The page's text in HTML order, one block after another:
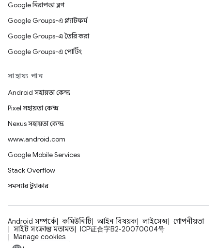
Google নিরাপত্তা ব্লগ
Google Groups-এ প্ল্যাটফর্ম
Google Groups-এ তৈরি করা
Google Groups-এ পোর্টিং
সাহায্য পান
Android সহায়তা কেন্দ্র
Pixel সহায়তা কেন্দ্র
Nexus সহায়তা কেন্দ্র
www.android.com
Google Mobile Services
Stack Overflow
সমস্যার ট্র্যাকার
Android সম্পর্কে কমিউনিটি আইন বিষয়ক লাইসেন্স
গোপনীয়তা
সাইট সংক্রান্ত মতামত
ICP证合字B2-20070004号
Manage cookies